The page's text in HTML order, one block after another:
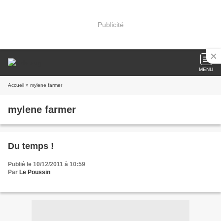
Publicité
MENU
Accueil » mylene farmer
mylene farmer
Du temps !
Publié le 10/12/2011 à 10:59
Par Le Poussin